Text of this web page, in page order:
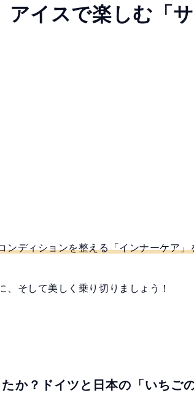
アイスで楽しむ「
ディションを整える「インナーケア」
そして美しく乗り切りましょう！
か？ドイツと日本の「いちご